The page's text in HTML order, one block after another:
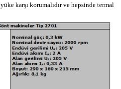
karşı korumalıdır ve hepsinde termal